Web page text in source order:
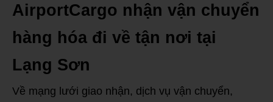
AirportCargo nhận vận chuyển
hàng hóa đi về tận nơi tại
Lạng Sơn
Về mạng lưới giao nhận, dịch vụ vận chuyển,